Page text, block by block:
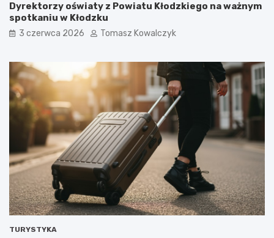
Dyrektorzy oświaty z Powiatu Kłodzkiego na ważnym
spotkaniu w Kłodzku
3 czerwca 2026 Tomasz Kowalczyk
TURYSTYKA